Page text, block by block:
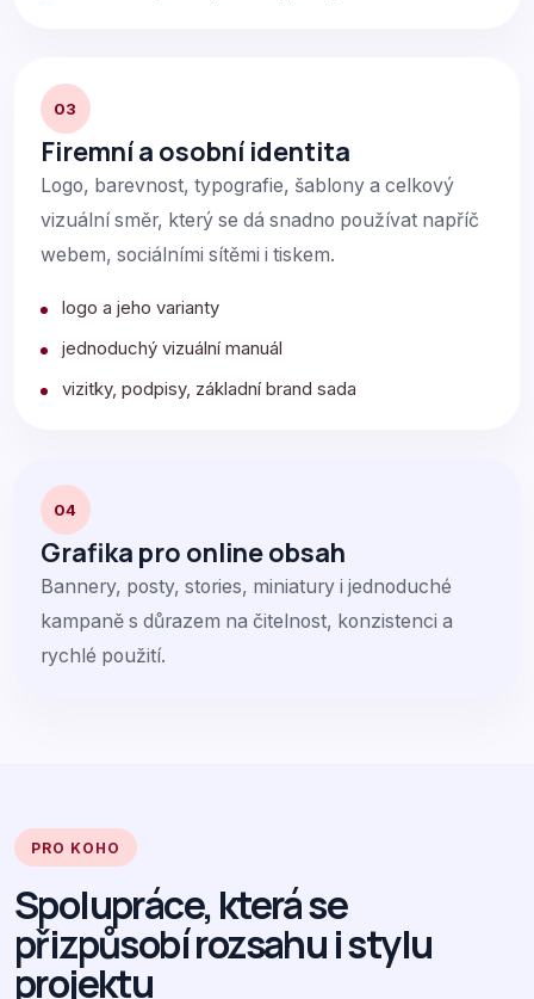
03
Firemní a osobní identita
Logo, barevnost, typografie, šablony a celkový
vizuální směr, který se dá snadno používat napříč
webem, sociálními sítěmi i tiskem.
logo a jeho varianty
jednoduchý vizuální manuál
vizitky, podpisy, základní brand sada
04
Grafika pro online obsah
Bannery, posty, stories, miniatury i jednoduché
kampaně s důrazem na čitelnost, konzistenci a
rychlé použití.
PRO KOHO
Spolupráce, která se
přizpůsobí rozsahu i stylu
projektu